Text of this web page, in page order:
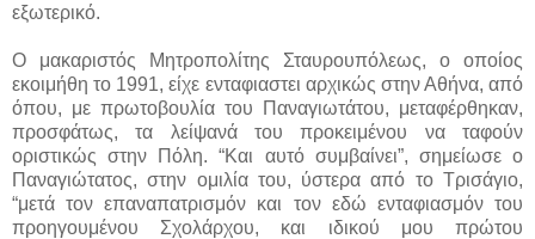
εξωτερικό.
Ο μακαριστός Μητροπολίτης Σταυρουπόλεως, ο οποίος
εκοιμήθη το 1991, είχε ενταφιαστει αρχικώς στην Αθήνα, από
όπου, με πρωτοβουλία του Παναγιωτάτου, μεταφέρθηκαν,
προσφάτως, τα λείψανά του προκειμένου να ταφούν
οριστικώς στην Πόλη. “Και αυτό συμβαίνει”, σημείωσε ο
Παναγιώτατος, στην ομιλία του, ύστερα από το Τρισάγιο,
“μετά τον επαναπατρισμόν και τον εδώ ενταφιασμόν του
προηγουμένου Σχολάρχου, και ιδικού μου πρώτου